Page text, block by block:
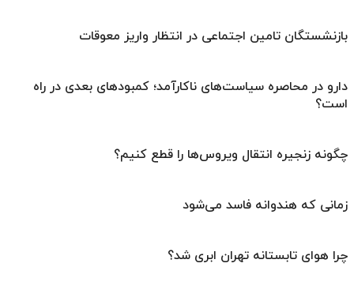
بازنشستگان تامین اجتماعی در انتظار واریز معوقات
دارو در محاصره سیاست‌های ناکارآمد؛ کمبودهای بعدی در راه
است؟
چگونه زنجیره انتقال ویروس‌ها را قطع کنیم؟
زمانی که هندوانه فاسد می‌شود
چرا هوای تابستانه تهران ابری شد؟